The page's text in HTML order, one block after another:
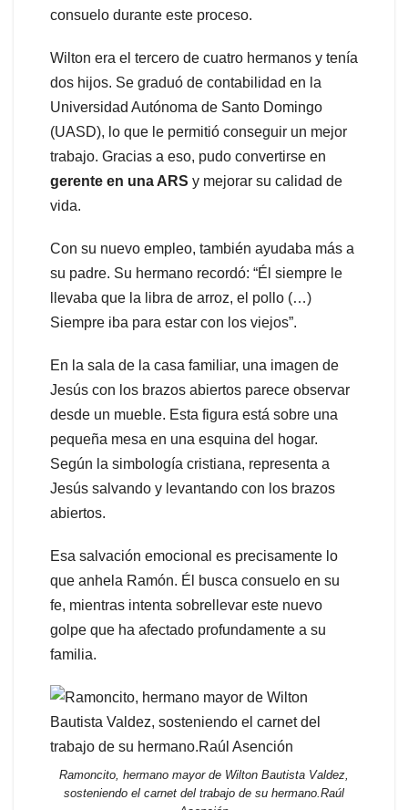
consuelo durante este proceso.
Wilton era el tercero de cuatro hermanos y tenía
dos hijos. Se graduó de contabilidad en la
Universidad Autónoma de Santo Domingo
(UASD), lo que le permitió conseguir un mejor
trabajo. Gracias a eso, pudo convertirse en
gerente en una ARS y mejorar su calidad de
vida.
Con su nuevo empleo, también ayudaba más a
su padre. Su hermano recordó: “Él siempre le
llevaba que la libra de arroz, el pollo (…)
Siempre iba para estar con los viejos”.
En la sala de la casa familiar, una imagen de
Jesús con los brazos abiertos parece observar
desde un mueble. Esta figura está sobre una
pequeña mesa en una esquina del hogar.
Según la simbología cristiana, representa a
Jesús salvando y levantando con los brazos
abiertos.
Esa salvación emocional es precisamente lo
que anhela Ramón. Él busca consuelo en su
fe, mientras intenta sobrellevar este nuevo
golpe que ha afectado profundamente a su
familia.
Ramoncito, hermano mayor de Wilton Bautista Valdez,
sosteniendo el carnet del trabajo de su hermano.Raúl